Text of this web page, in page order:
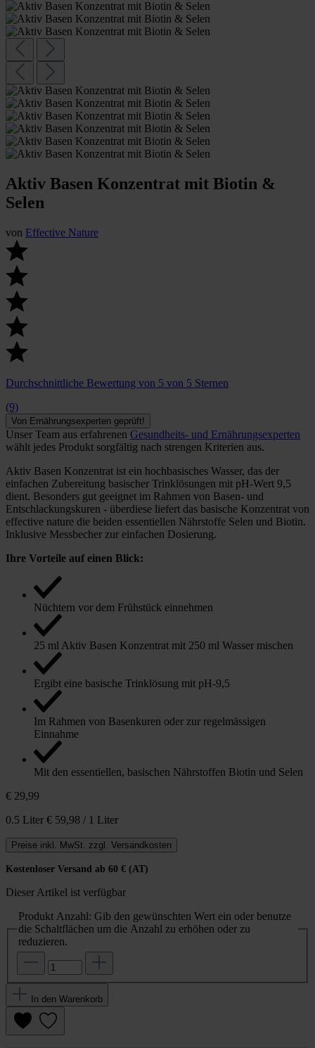
Aktiv Basen Konzentrat mit Biotin &
Selen
von Effective Nature
Durchschnittliche Bewertung von 5 von 5 Sternen
(9)
Von Ernährungsexperten geprüft!
Unser Team aus erfahrenen Gesundheits- und Ernährungsexperten
wählt jedes Produkt sorgfältig nach strengen Kriterien aus.
Aktiv Basen Konzentrat ist ein hochbasisches Wasser, das der
einfachen Zubereitung basischer Trinklösungen mit pH-Wert 9,5
dient. Besonders gut geeignet im Rahmen von Basen- und
Entschlackungskuren - überdiese liefert das basische Konzentrat von
effective nature die beiden essentiellen Nährstoffe Selen und Biotin.
Inklusive Messbecher zur einfachen Dosierung.
Ihre Vorteile auf einen Blick:
Nüchtern vor dem Frühstück einnehmen
25 ml Aktiv Basen Konzentrat mit 250 ml Wasser mischen
Ergibt eine basische Trinklösung mit pH-9,5
Im Rahmen von Basenkuren oder zur regelmässigen
Einnahme
Mit den essentiellen, basischen Nährstoffen Biotin und Selen
€ 29,99
0.5 Liter € 59,98 / 1 Liter
Preise inkl. MwSt. zzgl. Versandkosten
Kostenloser Versand ab 60 € (AT)
Dieser Artikel ist verfügbar
Produkt Anzahl: Gib den gewünschten Wert ein oder benutze
die Schaltflächen um die Anzahl zu erhöhen oder zu
reduzieren.
In den Warenkorb